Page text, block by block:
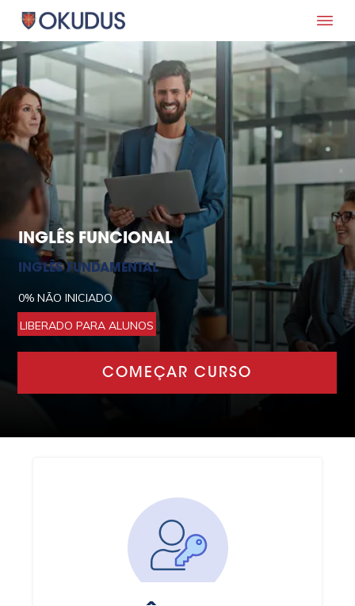
INGLÊS FUNCIONAL
INGLÊS FUNDAMENTAL
0% NÃO INICIADO
LIBERADO PARA ALUNOS
COMEÇAR CURSO